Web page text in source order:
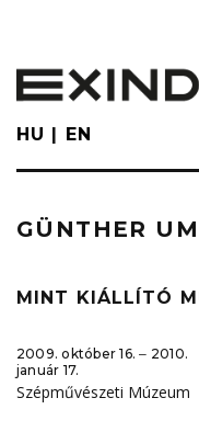
main
content
HU EN
GÜNTHER
MINT KIÁLLÍTÓ
2009. október 16. ‒ 2010.
január 17.
Szépművészeti Múzeum